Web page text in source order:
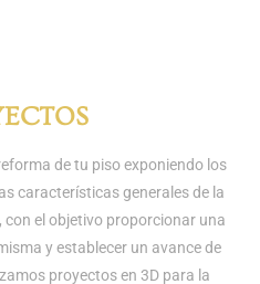
de tu piso exponiendo los
características generales de la
el objetivo proporcionar una
y establecer un avance de
proyectos en 3D para la